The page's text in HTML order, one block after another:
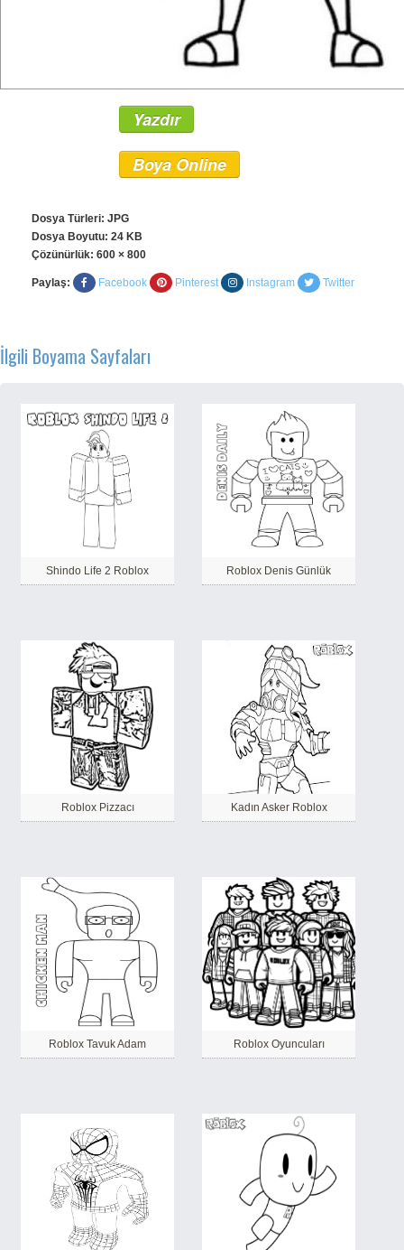
Yazdır
Boya Online
Dosya Türleri: JPG
Dosya Boyutu: 24 KB
Çözünürlük: 600 × 800
Paylaş: Facebook Pinterest Instagram Twitter
İlgili Boyama Sayfaları
Shindo Life 2 Roblox Roblox Denis Günlük
Roblox Pizzacı Kadın Asker Roblox
Roblox Tavuk Adam Roblox Oyuncuları